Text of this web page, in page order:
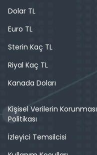
Dolar TL
Euro TL
Sterin Kaç TL
Riyal Kaç TL
Kanada Doları
Kişisel Verilerin Korunması
Politikası
İzleyici Temsilcisi